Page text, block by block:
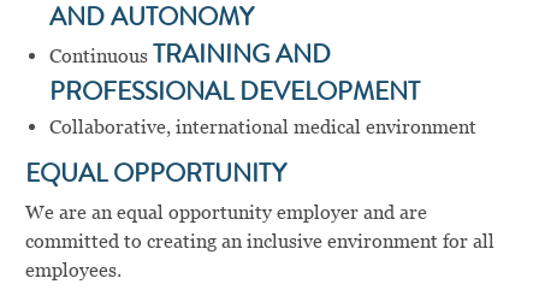
AND AUTONOMY
Continuous TRAINING AND
PROFESSIONAL DEVELOPMENT
Collaborative, international medical environment
EQUAL OPPORTUNITY
We are an equal opportunity employer and are
committed to creating an inclusive environment for all
employees.